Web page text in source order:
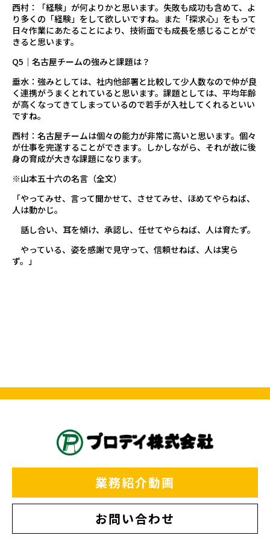
西村：「経験」が何よりかと思います。失敗も成功も含めて、よ
り多くの「経験」をして欲しいですね。また「探求心」をもって
日々作業にあたることにより、技術面でも成長を感じることがで
きると思います。
Q5｜名古屋チームの強みと課題は？
垂水：強みとしては、社内他部署と比較して少人数なので仲が良
く連携がうまくとれていると思います。課題としては、平均年齢
が高くなってきてしまっているので若手が入社してくれるといい
ですね。
西村：名古屋チームは個々の能力が非常に高いと思います。個々
が仕事を完遂することができます。しかしながら、それが故に後
身の育成が大きな課題になります。
※山本五十六の名言（全文）
「やってみせ、言って聞かせて、させてみせ、ほめてやらねば、
人は動かじ。
話し合い、耳を傾け、承認し、任せてやらねば、人は育たず。
やっている、姿を感謝で見守って、信頼せねば、人は実ら
ず。」
業務紹介動画
お問い合わせ